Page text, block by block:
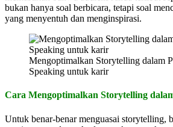
bukan hanya soal berbicara, tetapi soal
yang menyentuh dan menginspirasi.
Mengoptimalkan Storytelling dalam
Speaking untuk karir
Cara Mengoptimalkan Storytelling
Untuk benar-benar menguasai storytelling,